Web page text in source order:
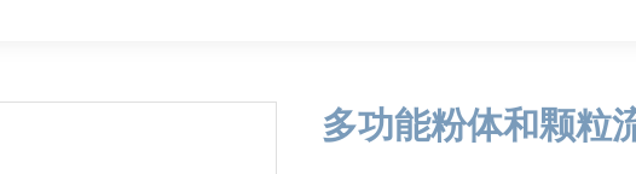
试仪
多功能粉体和颗粒